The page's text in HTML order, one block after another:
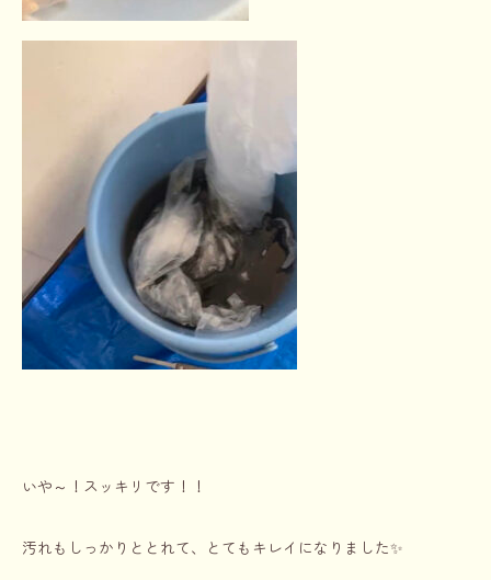
いや～！スッキリです！！
汚れもしっかりととれて、とてもキレイになりました✨